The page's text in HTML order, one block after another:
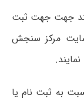
جهت جهت ثبت
مرکز سنجش
به ثبت نام یا